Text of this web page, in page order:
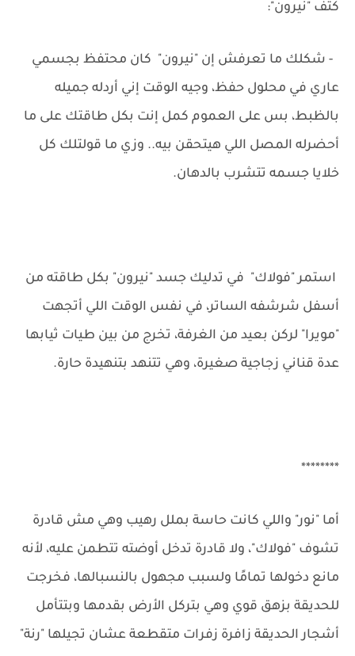
كتف "نيرون":
- شكلك ما تعرفش إن "نيرون" كان محتفظ بجسمي
عاري في محلول حفظ، وجيه الوقت إني أردله جميله
بالظبط، بس على العموم كمل إنت بكل طاقتك على ما
أحضرله المصل اللي هيتحقن بيه.. وزي ما قولتلك كل
خلايا جسمه تتشرب بالدهان.
استمر "فولاك" في تدليك جسد "نيرون" بكل طاقته من
أسفل شرشفه الساتر، في نفس الوقت اللي أتجهت
"مويرا" لركن بعيد من الغرفة، تخرج من بين طيات ثيابها
عدة قناني زجاجية صغيرة، وهي تتنهد بتنهيدة حارة.
********
أما "نور" واللي كانت حاسة بملل رهيب وهي مش قادرة
تشوف "فولاك"، ولا قادرة تدخل أوضته تتطمن عليه، لأنه
مانع دخولها تمامًا ولسبب مجهول بالنسبالها، فخرجت
للحديقة بزهق قوي وهي بتركل الأرض بقدمها وبتتأمل
أشجار الحديقة زافرة زفرات متقطعة عشان تجيلها "رنة"